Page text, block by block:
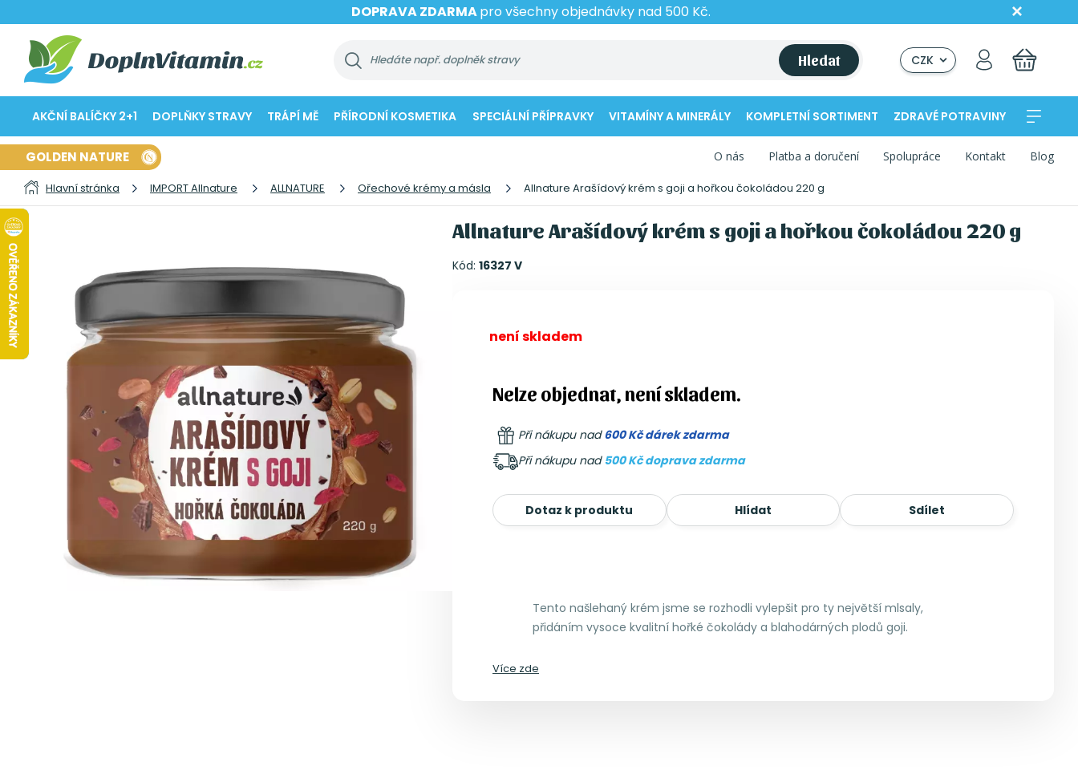
DOPRAVA ZDARMApro všechny objednávky nad 500 Kč.
Hledat CZK
AKČNÍ BALÍČKY 2+1 DOPLŇKY STRAVY TRÁPÍ MĚ PŘÍRODNÍ KOSMETIKA SPECIÁLNÍ PŘÍPRAVKY VITAMÍNY A MINERÁLY KOMPLETNÍ SORTIMENT ZDRAVÉ POTRAVINY
GOLDEN NATURE O nás Platba a doručení Spolupráce Kontakt Blog
Hlavní stránka IMPORT Allnature ALLNATURE Ořechové krémy a másla Allnature Arašídový krém s goji a hořkou čokoládou 220 g
Allnature Arašídový krém s goji a hořkou čokoládou 220 g
Kód: 16327 V
není skladem
Nelze objednat, není skladem.
Při nákupu nad600 Kč dárek zdarma
Při nákupu nad 500 Kč doprava zdarma
Dotaz k produktu Hlídat Sdílet
Tento našlehaný krém jsme se rozhodli vylepšit pro ty největší mlsaly,
přidáním vysoce kvalitní hořké čokolády a blahodárných plodů goji.
Více zde